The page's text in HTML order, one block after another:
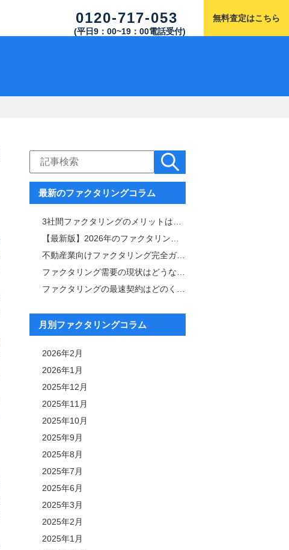
0120-717-053
(平日9：00~19：00電話受付)
無料査定はこちら
最新のファクタリングコラム
不動産業向けファクタリング完全ガイド｜審査・手数料・スピード比較＆おすすめ業者一覧
月別ファクタリングコラム
2026年2月
2026年1月
2025年12月
2025年11月
2025年10月
2025年9月
2025年8月
2025年7月
2025年6月
2025年3月
2025年2月
2025年1月